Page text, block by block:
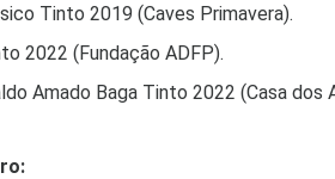
Tinto 2019 (Caves Primavera).
2022 (Fundação ADFP).
Amado Baga Tinto 2022 (Casa dos